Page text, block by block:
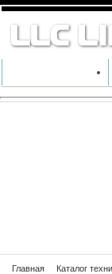
КАТАЛОГ ТЕХНИКИ
Главная Каталог